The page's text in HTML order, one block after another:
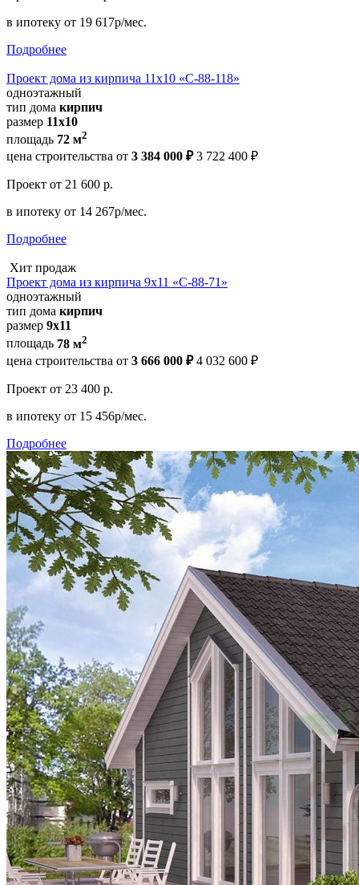
в ипотеку от 19 617р/мес.
Подробнее
Проект дома из кирпича 11x10 «С-88-118»
одноэтажный
тип дома кирпич
размер 11x10
площадь 72 м2
цена строительства от 3 384 000 ₽ 3 722 400 ₽
Проект от 21 600 р.
в ипотеку от 14 267р/мес.
Подробнее
Хит продаж
Проект дома из кирпича 9x11 «С-88-71»
одноэтажный
тип дома кирпич
размер 9x11
площадь 78 м2
цена строительства от 3 666 000 ₽ 4 032 600 ₽
Проект от 23 400 р.
в ипотеку от 15 456р/мес.
Подробнее